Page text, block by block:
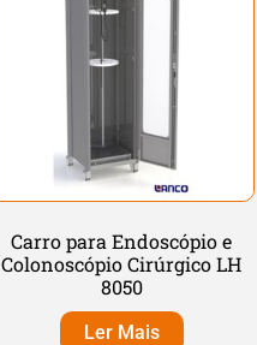
Carro para Endoscópio e
Colonoscópio Cirúrgico LH
8050
Ler Mais